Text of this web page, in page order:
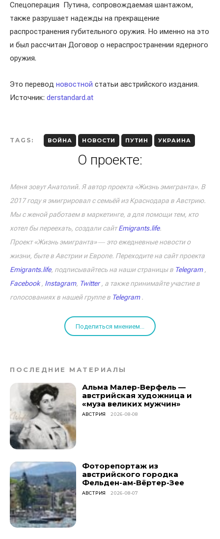
Спецоперация Путина, сопровождаемая шантажом,
также разрушает надежды на прекращение
распространения губительного оружия. Но именно на это
и был рассчитан Договор о нераспространении ядерного
оружия.
Это перевод новостной статьи австрийского издания.
Источник: derstandard.at
TAGS: ВОЙНА НОВОСТИ ПУТИН УКРАИНА
О проекте:
Меня зовут Анатолий. Я автор проекта «Жизнь эмигранта». В
2017 году я эмигрировал с семьёй из Краснодара в Австрию.
Мы с женой работаем в маркетинге, а для помощи тем, кто
хотел бы переехать, создали сайтEmigrants.life.
Проект «Жизнь эмигранта» ― это ежедневные новости о
жизни, быте в Австрии и Европе. Переходите на сайт проекта
Emigrants.life, подписывайтесь на наши страницы в Telegram,
Facebook, Instagram, Twitter, а также принимайте участие в
голосованиях в нашей группе в Telegram.
Поделиться мнением...
ПОСЛЕДНИЕ МАТЕРИАЛЫ
Альма Малер-Верфель —
австрийская художница и
«муза великих мужчин»
АВСТРИЯ 2026-08-08
Фоторепортаж из
австрийского городка
Фельден-ам-Вёртер-Зее
АВСТРИЯ 2026-08-07